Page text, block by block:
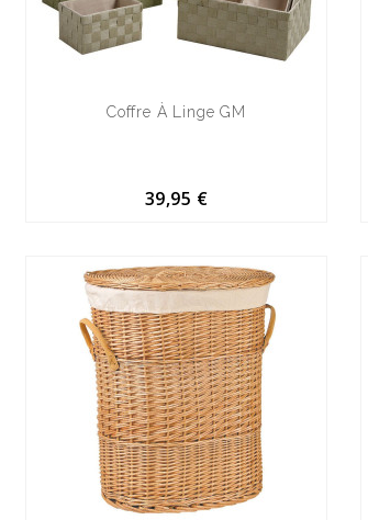
Coffre À Linge GM
39,95 €